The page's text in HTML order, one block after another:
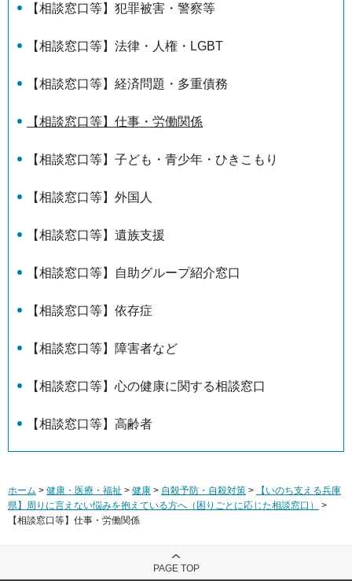
【相談窓口等】犯罪被害・警察等
【相談窓口等】法律・人権・LGBT
【相談窓口等】経済問題・多重債務
【相談窓口等】仕事・労働関係
【相談窓口等】子ども・青少年・ひきこもり
【相談窓口等】外国人
【相談窓口等】遺族支援
【相談窓口等】自助グループ紹介窓口
【相談窓口等】依存症
【相談窓口等】障害者など
【相談窓口等】心の健康に関する相談窓口
【相談窓口等】高齢者
ホーム > 健康・医療・福祉 > 健康 > 自殺予防・自殺対策 >
【いのち支える兵庫
県】周りに言えない悩みを抱えている方へ（困りごとに応じた相談窓口）
>
【相談窓口等】仕事・労働関係
PAGE TOP